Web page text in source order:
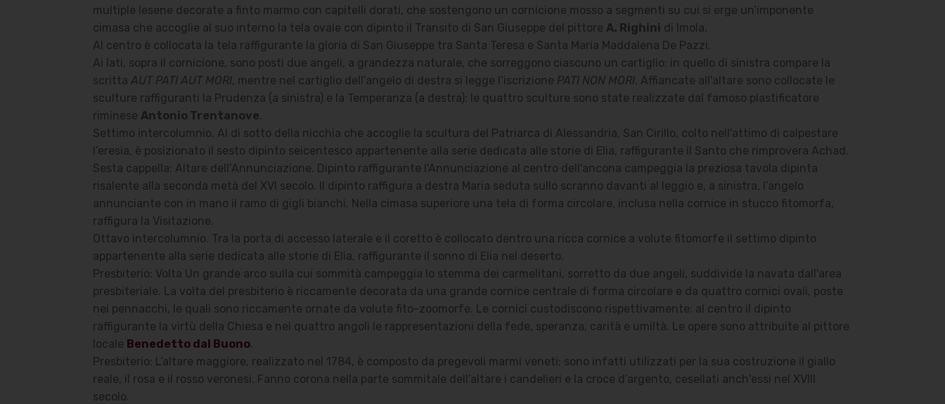
multiple lesene decorate a finto marmo con capitelli dorati, che sostengono un cornicione mosso a segmenti su cui si erge un’imponente
cimasa che accoglie al suo interno la tela ovale con dipinto il Transito di San Giuseppe del pittore A. Righini di Imola.
Al centro è collocata la tela raffigurante la gloria di San Giuseppe tra Santa Teresa e Santa Maria Maddalena De Pazzi.
Ai lati, sopra il cornicione, sono posti due angeli, a grandezza naturale, che sorreggono ciascuno un cartiglio: in quello di sinistra compare la
scritta AUT PATI AUT MORI, mentre nel cartiglio dell’angelo di destra si legge l’iscrizione PATI NON MORI. Affiancate all'altare sono collocate le
sculture raffiguranti la Prudenza (a sinistra) e la Temperanza (a destra); le quattro sculture sono state realizzate dal famoso plastificatore
riminese Antonio Trentanove.
Settimo intercolumnio. Al di sotto della nicchia che accoglie la scultura del Patriarca di Alessandria, San Cirillo, colto nell'attimo di calpestare
l’eresia, è posizionato il sesto dipinto seicentesco appartenente alla serie dedicata alle storie di Elia, raffigurante il Santo che rimprovera Achad.
Sesta cappella: Altare dell’Annunciazione. Dipinto raffigurante l'Annunciazione al centro dell'ancona campeggia la preziosa tavola dipinta
risalente alla seconda metà del XVI secolo. Il dipinto raffigura a destra Maria seduta sullo scranno davanti al leggio e, a sinistra, l’angelo
annunciante con in mano il ramo di gigli bianchi. Nella cimasa superiore una tela di forma circolare, inclusa nella cornice in stucco fitomorfa,
raffigura la Visitazione.
Ottavo intercolumnio. Tra la porta di accesso laterale e il coretto è collocato dentro una ricca cornice a volute fitomorfe il settimo dipinto
appartenente alla serie dedicata alle storie di Elia, raffigurante il sonno di Elia nel deserto.
Presbiterio: Volta Un grande arco sulla cui sommità campeggia lo stemma dei carmelitani, sorretto da due angeli, suddivide la navata dall'area
presbiteriale. La volta del presbiterio è riccamente decorata da una grande cornice centrale di forma circolare e da quattro cornici ovali, poste
nei pennacchi, le quali sono riccamente ornate da volute fito-zoomorfe. Le cornici custodiscono rispettivamente: al centro il dipinto
raffigurante la virtù della Chiesa e nei quattro angoli le rappresentazioni della fede, speranza, carità e umiltà. Le opere sono attribuite al pittore
locale Benedetto dal Buono.
Presbiterio: L’altare maggiore, realizzato nel 1784, è composto da pregevoli marmi veneti; sono infatti utilizzati per la sua costruzione il giallo
reale, il rosa e il rosso veronesi. Fanno corona nella parte sommitale dell’altare i candelieri e la croce d’argento, cesellati anch'essi nel XVIII
secolo.